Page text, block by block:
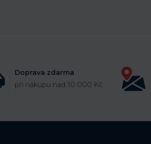
Doprava zdarma
při nákupu nad 10 000 Kč